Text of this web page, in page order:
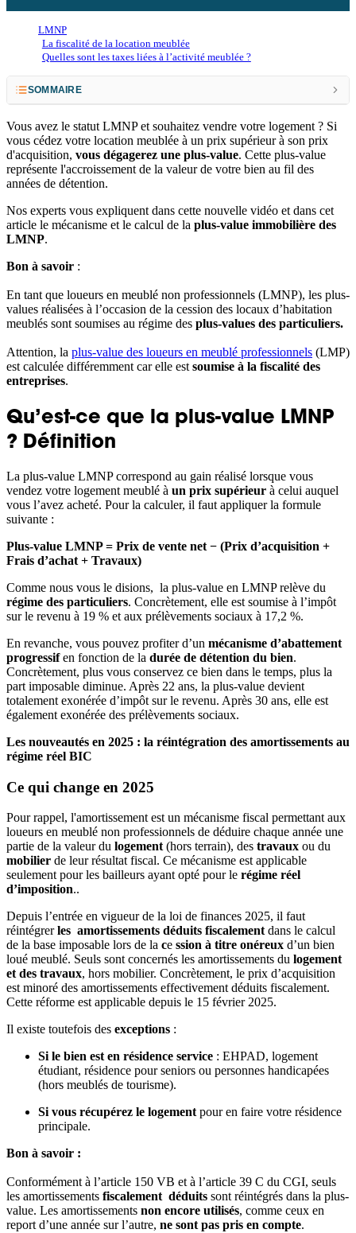
LMNP
La fiscalité de la location meublée
Quelles sont les taxes liées à l’activité meublée ?
SOMMAIRE
Qu’est-ce que la plus-value LMNP ? Définition
Comment calculer votre plus-value en LMNP ?
Simulez votre plus-value LMNP en 2 minutes
Les formalités et déclaration à réaliser pour la plus–value en LMNP
Vous avez le statut LMNP et souhaitez vendre votre logement ? Si
vous cédez votre location meublée à un prix supérieur à son prix
d'acquisition, vous dégagerez une plus-value. Cette plus-value
représente l'accroissement de la valeur de votre bien au fil des
années de détention.
Nos experts vous expliquent dans cette nouvelle vidéo et dans cet
article le mécanisme et le calcul de la plus-value immobilière des
LMNP.
Bon à savoir :
En tant que loueurs en meublé non professionnels (LMNP), les plus-
values réalisées à l’occasion de la cession des locaux d’habitation
meublés sont soumises au régime des plus-values des particuliers.
Attention, la plus-value des loueurs en meublé professionnels (LMP)
est calculée différemment car elle est soumise à la fiscalité des
entreprises.
Qu’est-ce que la plus-value LMNP
? Définition
La plus-value LMNP correspond au gain réalisé lorsque vous
vendez votre logement meublé à un prix supérieur à celui auquel
vous l’avez acheté. Pour la calculer, il faut appliquer la formule
suivante :
Plus-value LMNP = Prix de vente net − (Prix d’acquisition +
Frais d’achat + Travaux)
Comme nous vous le disions, la plus-value en LMNP relève du
régime des particuliers. Concrètement, elle est soumise à l’impôt
sur le revenu à 19 % et aux prélèvements sociaux à 17,2 %.
En revanche, vous pouvez profiter d’un mécanisme d’abattement
progressifen fonction de la durée de détention du bien.
Concrètement, plus vous conservez ce bien dans le temps, plus la
part imposable diminue. Après 22 ans, la plus-value devient
totalement exonérée d’impôt sur le revenu. Après 30 ans, elle est
également exonérée des prélèvements sociaux.
Les nouveautés en 2025 : la réintégration des amortissements au
régime réel BIC
Ce qui change en 2025
Pour rappel, l'amortissement est un mécanisme fiscal permettant aux
loueurs en meublé non professionnels de déduire chaque année une
partie de la valeur du logement (hors terrain), des travaux ou du
mobilier de leur résultat fiscal. Ce mécanisme est applicable
seulement pour les bailleurs ayant opté pour le régime réel
d’imposition..
Depuis l’entrée en vigueur de la loi de finances 2025, il faut
réintégrerles amortissements déduits fiscalement dans le calcul
de la base imposable lors de la ce ssion à titre onéreux d’un bien
loué meublé. Seuls sont concernés les amortissements du logement
et des travaux, hors mobilier. Concrètement, le prix d’acquisition
est minoré des amortissements effectivement déduits fiscalement.
Cette réforme est applicable depuis le 15 février 2025.
Il existe toutefois des exceptions :
Si le bien est en résidence service : EHPAD, logement
étudiant, résidence pour seniors ou personnes handicapées
(hors meublés de tourisme).
Si vous récupérez le logement pour en faire votre résidence
principale.
Bon à savoir :
Conformément à l’article 150 VB et à l’article 39 C du CGI, seuls
les amortissements fiscalement déduits sont réintégrés dans la plus-
value. Les amortissements non encore utilisés, comme ceux en
report d’une année sur l’autre, ne sont pas pris en compte.